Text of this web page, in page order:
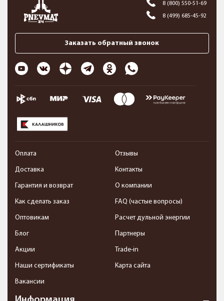
8 (800) 550-51-69
8 (499) 685-45-92
Заказать обратный звонок
Оплата
Доставка
Гарантия и возврат
Как сделать заказ
Оптовикам
Блог
Акции
Наши сертификаты
Вакансии
Отзывы
Контакты
О компании
FAQ (частые вопросы)
Расчет дульной энергии
Партнеры
Trade-in
Карта сайта